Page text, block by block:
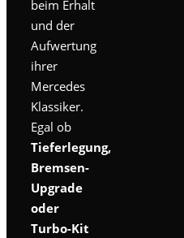
beim Erhalt
und der
Aufwertung
ihrer
Mercedes
Klassiker.
Egal ob
Tieferlegung,
Bremsen-
Upgrade
oder
Turbo-Kit